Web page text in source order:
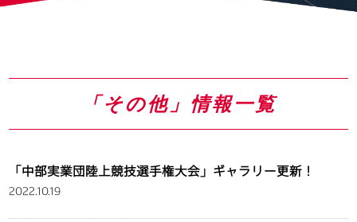
「その他」情報一覧
「中部実業団陸上競技選手権大会」ギャラリー更新！
2022.10.19